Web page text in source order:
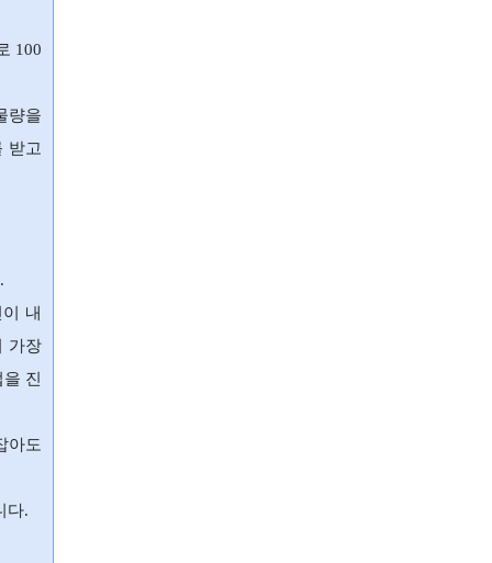
100
량을
받고
내
가장
진
아도
다.